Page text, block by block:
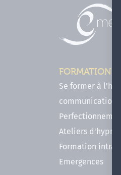
FORMATIONS
Se former à
communication
Ateliers
Formation intra-
Emergences